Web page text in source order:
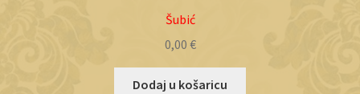
Šubić
0,00 €
Dodaj u košaricu